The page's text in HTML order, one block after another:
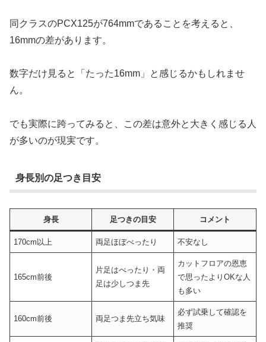
同クラスのPCX125が764mmであることを考えると、
16mmの差があります。
数字だけ見ると「たった16mm」と感じるかもしれませ
ん。
でも実際に跨ってみると、この差は意外と大きく感じる人
が多いのが現実です。
身長別の足つき目安
身長 足つきの目安 コメント
170cm以上 両足ほぼべったり 不安なし
165cm前後
片足はべったり・両
足は少しつま先
カットフロアの恩恵
で思ったよりOKな人
も多い
160cm前後 両足つま先立ち気味
必ず試乗して確認を
推奨